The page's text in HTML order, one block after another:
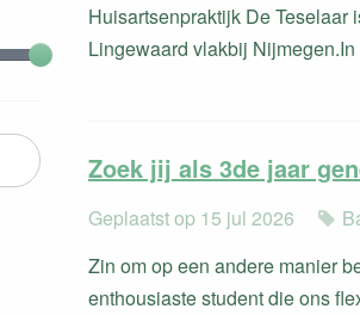
Huisartsenpraktijk De
Lingewaard vlakbij Nijmegen.In
Zoek jij als 3de jaar
Geplaatst op 15 jul 2026
Zin om op een andere manier
enthousiaste student die ons